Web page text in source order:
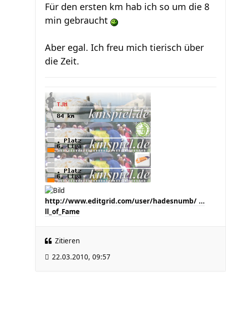
Für den ersten km hab ich so um die 8
min gebraucht
Aber egal. Ich freu mich tierisch über
die Zeit.
http://www.editgrid.com/user/hadesnumb/ ...
ll_of_Fame
Zitieren
22.03.2010, 09:57